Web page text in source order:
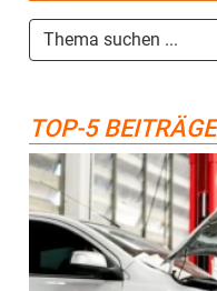
TOP-5 BEITRÄGE